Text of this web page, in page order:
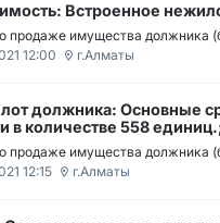
Встроенное
продаже имущества должника
12:00
г.Алматы
должника: Основные
в количестве 558
"Unox"
продаже имущества должника
12:15
г.Алматы